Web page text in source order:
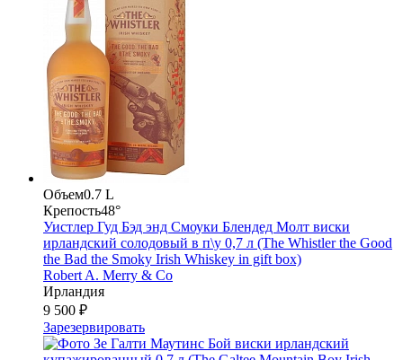
Объем0.7 L
Крепость48°
Уистлер Гуд Бэд энд Смоуки Блендед Молт виски
ирландский солодовый в п\у 0,7 л (The Whistler the Good
the Bad the Smoky Irish Whiskey in gift box)
Robert A. Merry & Co
Ирландия
9 500 ₽
Зарезервировать